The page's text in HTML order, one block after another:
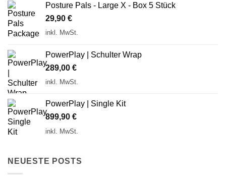
Posture Pals - Large X - Box 5 Stück
29,90 €
inkl. MwSt.
PowerPlay | Schulter Wrap
289,00 €
inkl. MwSt.
PowerPlay | Single Kit
899,90 €
inkl. MwSt.
NEUESTE POSTS